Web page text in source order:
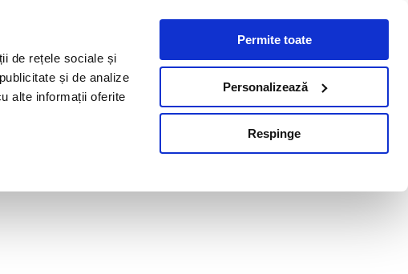
de rețele sociale și
și de analize
alte informații oferite
Permite toate
Personalizează
Respinge